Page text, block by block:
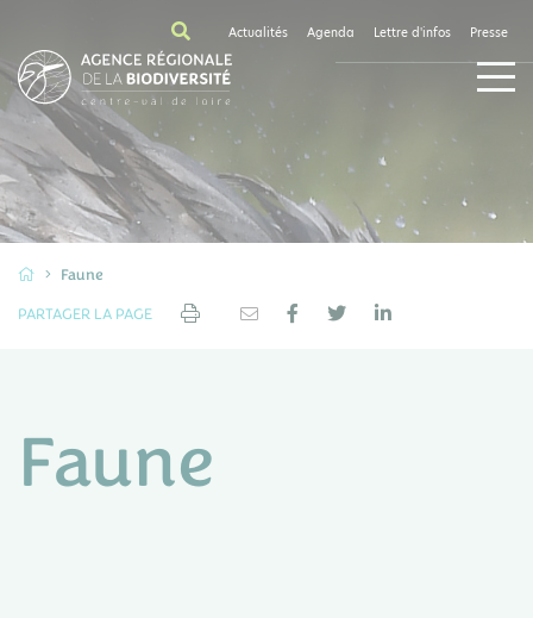
Actualités Agenda Lettre d'infos Presse
Faune
PARTAGER LA PAGE
Faune